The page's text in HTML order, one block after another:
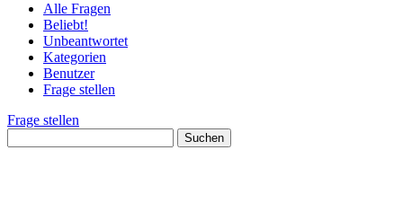
Alle Fragen
Beliebt!
Unbeantwortet
Kategorien
Benutzer
Frage stellen
Frage stellen